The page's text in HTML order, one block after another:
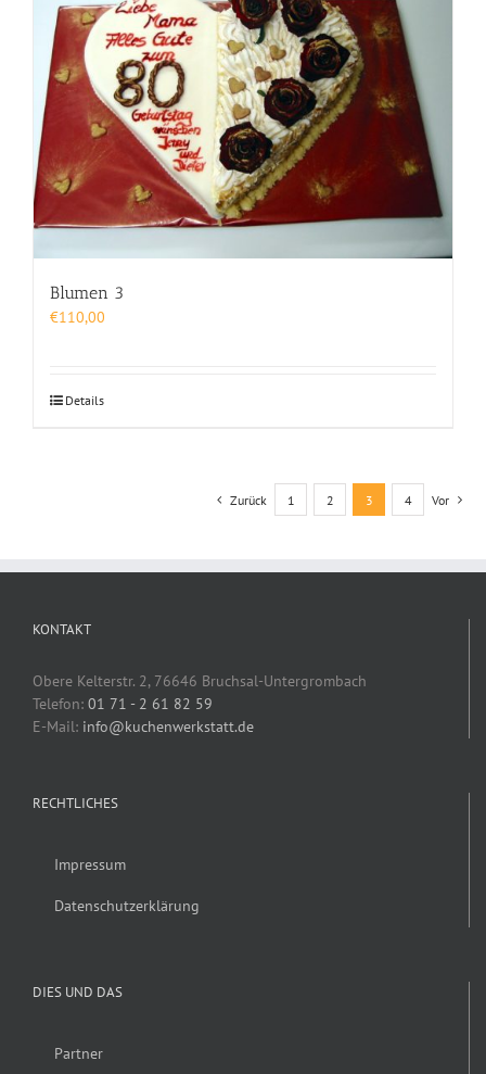
Blumen 3
€110,00
Details
Zurück 1 2 3 4 Vor
KONTAKT
Obere Kelterstr. 2, 76646 Bruchsal-Untergrombach
Telefon: 01 71 - 2 61 82 59
E-Mail: info@kuchenwerkstatt.de
RECHTLICHES
Impressum
Datenschutzerklärung
DIES UND DAS
Partner